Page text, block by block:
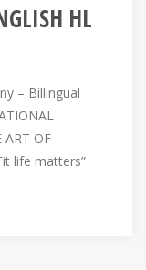
HL
– Billingual
ART OF
life matters”